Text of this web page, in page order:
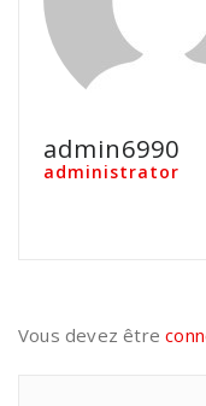
admin6990
administrator
Vous devez être